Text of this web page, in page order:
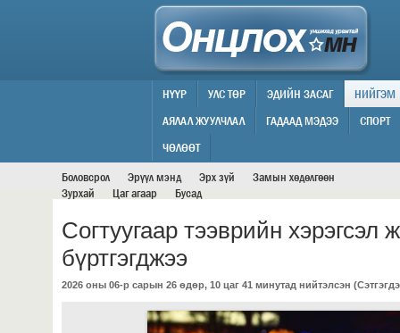
НИЙГЭМ
НҮҮР УЛС ТӨР ЭДИЙН ЗАСАГ
НИЙГЭМ
АЯЛАЛ ЖУУЛЧЛАЛ
ГАДААД МЭДЭЭ
СПОРТ
ЧӨЛӨӨТ
Боловсрол
Эрүүл мэнд Эрх зүй
Замын хөдөлгөөн
Зурхай
Цаг агаар Бусад
Согтуугаар тээврийн хэрэгсэл
бүртгэгджээ
2026 оны 06-р сарын 26 өдөр, 10 цаг 41 минутад нийтэлсэн (